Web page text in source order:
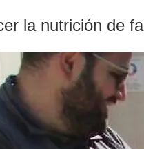
la nutrición de